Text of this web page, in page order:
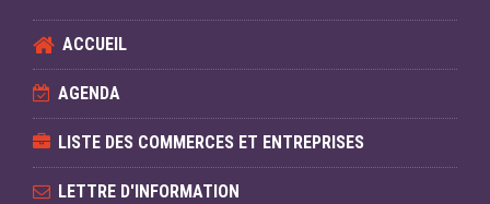
ACCUEIL
AGENDA
LISTE DES COMMERCES ET ENTREPRISES
LETTRE D'INFORMATION